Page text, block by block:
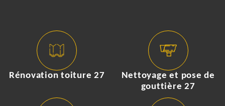
Rénovation toiture 27
Nettoyage et pose de
gouttière 27